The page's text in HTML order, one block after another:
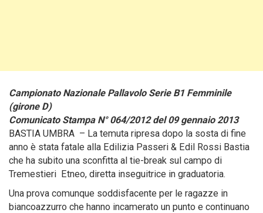
Campionato Nazionale Pallavolo Serie B1 Femminile
(girone D)
Comunicato Stampa N° 064/2012 del 09 gennaio 2013
BASTIA UMBRA – La temuta ripresa dopo la sosta di fine
anno è stata fatale alla Edilizia Passeri & Edil Rossi Bastia
che ha subito una sconfitta al tie-break sul campo di
Tremestieri Etneo, diretta inseguitrice in graduatoria.
Una prova comunque soddisfacente per le ragazze in
biancoazzurro che hanno incamerato un punto e continuano